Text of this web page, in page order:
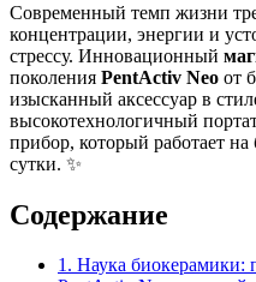
Современный темп жизни
концентрации, энергии и
стрессу. Инновационный
поколения PentActiv Neo от
изысканный аксессуар в
высокотехнологичный
прибор, который работает на
сутки. ✨
Содержание
1. Наука биокерамики: